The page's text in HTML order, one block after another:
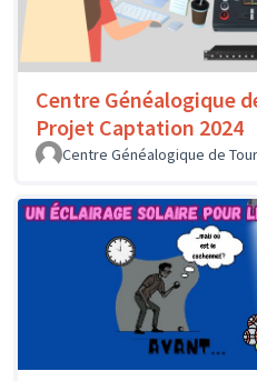
Centre Généalogique
Projet Captation 2024
Centre Généalogique de